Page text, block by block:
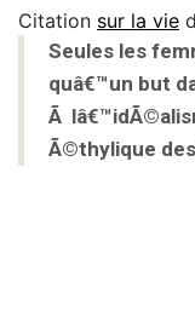
Citation sur la vie
Seules les
quâ€™un but
Ã
Ã©thylique